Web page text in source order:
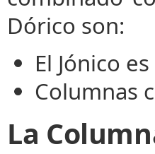
Dórico son:
El Jónico
Columnas
La